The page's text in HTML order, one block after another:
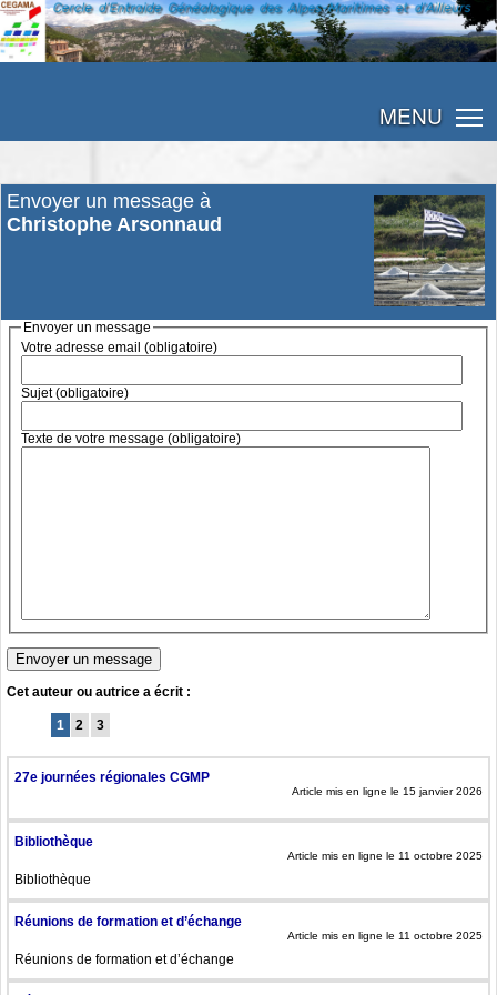
MENU
Envoyer un message à
Christophe Arsonnaud
Envoyer un message
Votre adresse email (obligatoire)
Sujet (obligatoire)
Texte de votre message (obligatoire)
Cet auteur ou autrice a écrit :
1 2 3
27e journées régionales CGMP
Article mis en ligne le 15 janvier 2026
Bibliothèque
Bibliothèque
Article mis en ligne le 11 octobre 2025
Réunions de formation et d’échange
Réunions de formation et d’échange
Article mis en ligne le 11 octobre 2025